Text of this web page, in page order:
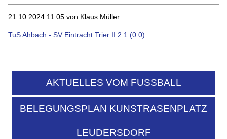
21.10.2024 11:05 von Klaus Müller
TuS Ahbach - SV Eintracht Trier II 2:1 (0:0)
AKTUELLES VOM FUSSBALL
BELEGUNGSPLAN KUNSTRASENPLATZ
LEUDERSDORF